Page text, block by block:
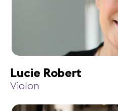
Lucie Robert
Violon